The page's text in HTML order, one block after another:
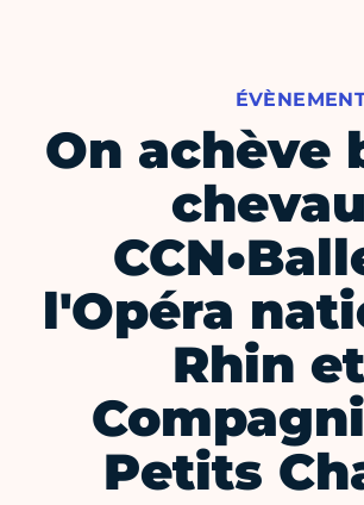
On achève
l'Opéra
Rhin
Petits